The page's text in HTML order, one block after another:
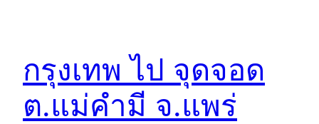
กรุงเทพ ไป จุดจอด
ต.แม่คำมี จ.แพร่